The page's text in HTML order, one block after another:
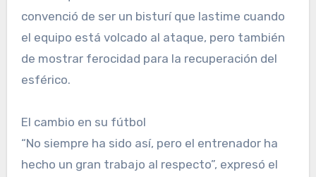
convenció de ser un bisturí que lastime cuando
el equipo está volcado al ataque, pero también
de mostrar ferocidad para la recuperación del
esférico.
El cambio en su fútbol
“No siempre ha sido así, pero el entrenador ha
hecho un gran trabajo al respecto”, expresó el